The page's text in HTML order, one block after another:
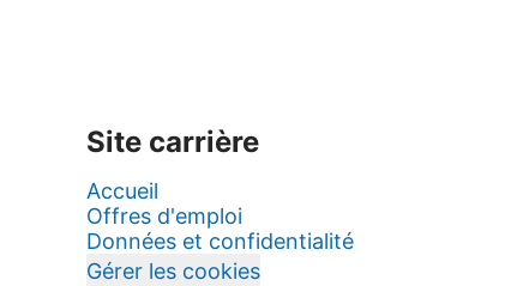
Site carrière
Accueil
Offres d'emploi
Données et confidentialité
Gérer les cookies